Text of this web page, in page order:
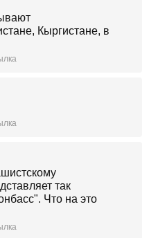
Кыргистане, в
так
Что на это